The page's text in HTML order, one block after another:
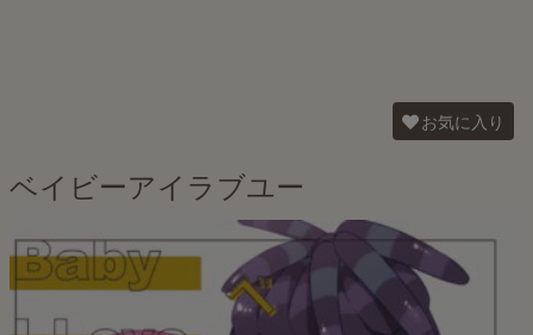
お気に入り
ベイビーアイラブユー